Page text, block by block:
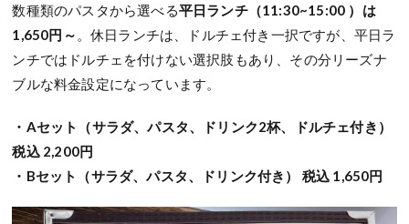
数種類のパスタから選べる平日ランチ（11:30~15:00 ）は
1,650円～ 。休日ランチは、ドルチェ付き一択ですが、平日ラ
ンチではドルチェを付けない選択肢もあり、その分リーズナ
ブルな料金設定になっています。
・Aセット（サラダ、パスタ、ドリンク2杯、ドルチェ付き）
税込 2,200円
・Bセット（サラダ、パスタ、ドリンク付き） 税込 1,650円